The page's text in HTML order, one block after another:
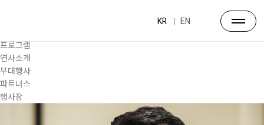
KR EN
프로그램
연사소개
부대행사
파트너스
행사장